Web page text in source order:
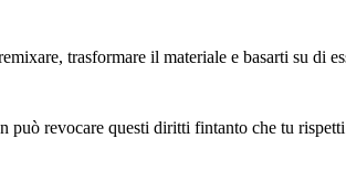
trasformare il materiale e basarti su di
può revocare questi diritti fintanto che tu